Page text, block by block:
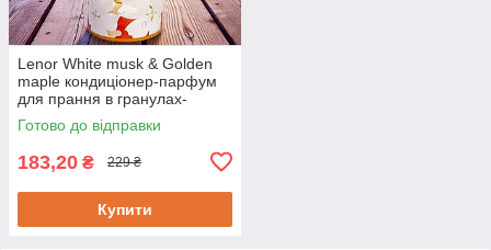
Lenor White musk & Golden
maple кондиціонер-парфум
для прання в гранулах-
перлинках 176 г
Готово до відправки
183,20 ₴ 229 ₴
Купити